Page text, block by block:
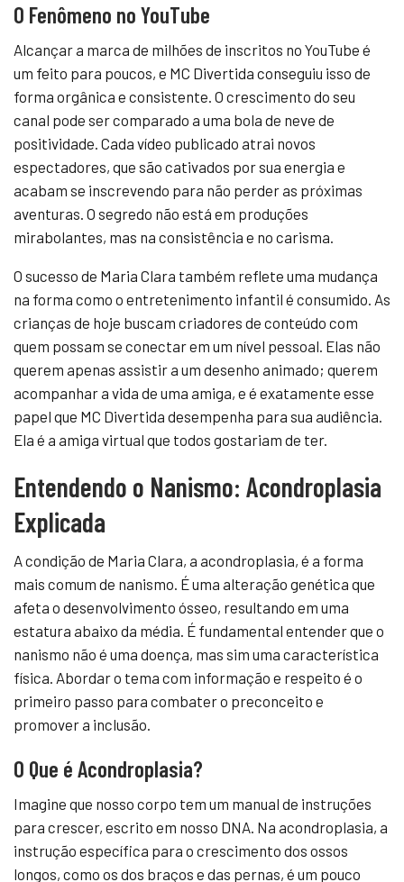
O Fenômeno no YouTube
Alcançar a marca de milhões de inscritos no YouTube é
um feito para poucos, e MC Divertida conseguiu isso de
forma orgânica e consistente. O crescimento do seu
canal pode ser comparado a uma bola de neve de
positividade. Cada vídeo publicado atrai novos
espectadores, que são cativados por sua energia e
acabam se inscrevendo para não perder as próximas
aventuras. O segredo não está em produções
mirabolantes, mas na consistência e no carisma.
O sucesso de Maria Clara também reflete uma mudança
na forma como o entretenimento infantil é consumido. As
crianças de hoje buscam criadores de conteúdo com
quem possam se conectar em um nível pessoal. Elas não
querem apenas assistir a um desenho animado; querem
acompanhar a vida de uma amiga, e é exatamente esse
papel que MC Divertida desempenha para sua audiência.
Ela é a amiga virtual que todos gostariam de ter.
Entendendo o Nanismo: Acondroplasia
Explicada
A condição de Maria Clara, a acondroplasia, é a forma
mais comum de nanismo. É uma alteração genética que
afeta o desenvolvimento ósseo, resultando em uma
estatura abaixo da média. É fundamental entender que o
nanismo não é uma doença, mas sim uma característica
física. Abordar o tema com informação e respeito é o
primeiro passo para combater o preconceito e
promover a inclusão.
O Que é Acondroplasia?
Imagine que nosso corpo tem um manual de instruções
para crescer, escrito em nosso DNA. Na acondroplasia, a
instrução específica para o crescimento dos ossos
longos, como os dos braços e das pernas, é um pouco